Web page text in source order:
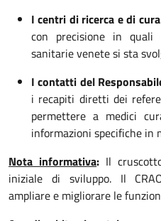
I centri di ricerca e di cura
con precisione in
sanitarie venete si sta
I contatti del
i recapiti diretti dei
permettere a medici
informazioni specifiche in
Nota informativa: Il
iniziale di sviluppo. Il
ampliare e migliorare le